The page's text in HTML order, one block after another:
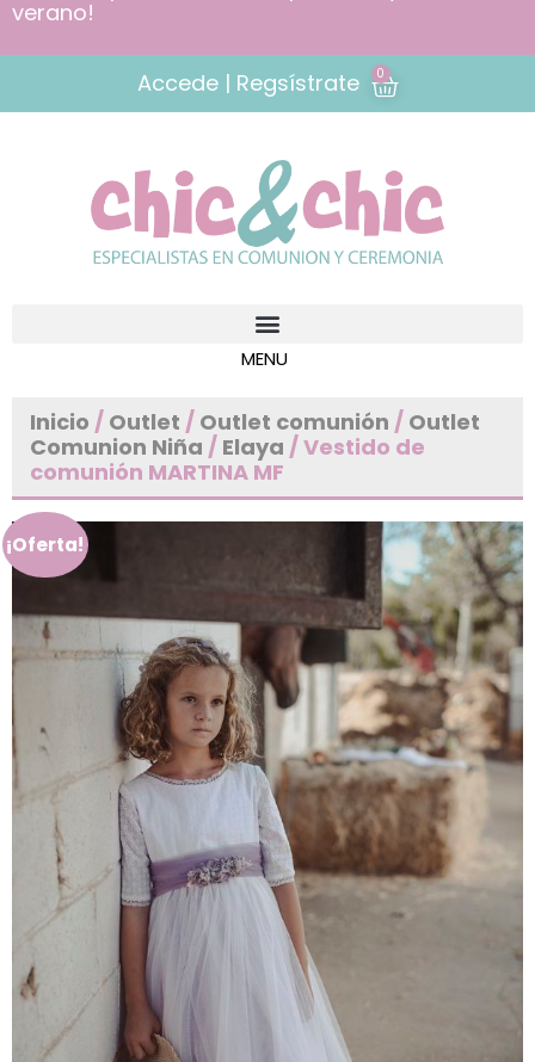
verano!
Accede | Regsístrate 0
Inicio / Outlet / Outlet comunión / Outlet
Comunion Niña / Elaya / Vestido de
comunión MARTINA MF
¡Oferta!